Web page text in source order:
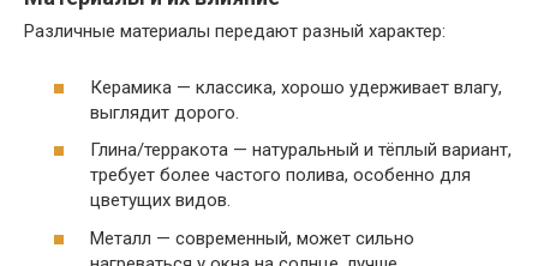
Различные материалы передают разный характер:
Керамика — классика, хорошо удерживает влагу,
выглядит дорого.
Глина/терракота — натуральный и тёплый вариант,
требует более частого полива, особенно для
цветущих видов.
Металл — современный, может сильно